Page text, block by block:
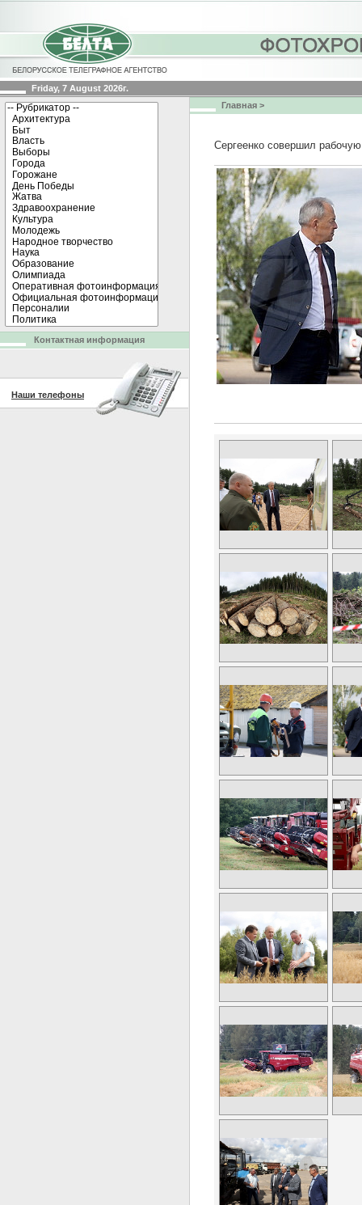
Friday, 7 August 2026г.
Главная >
Сергеенко совершил
Контактная информация
Наши телефоны